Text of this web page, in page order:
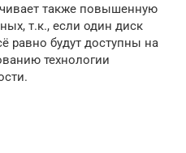
также повышенную
т.к., если один диск
равно будут доступны на
технологии